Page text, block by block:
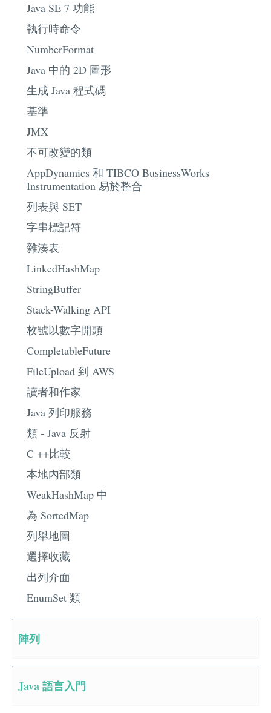
Java SE 7 功能
執行時命令
NumberFormat
Java 中的 2D 圖形
生成 Java 程式碼
基準
JMX
不可改變的類
AppDynamics 和 TIBCO BusinessWorks
Instrumentation 易於整合
列表與 SET
字串標記符
雜湊表
LinkedHashMap
StringBuffer
Stack-Walking API
枚號以數字開頭
CompletableFuture
FileUpload 到 AWS
讀者和作家
Java 列印服務
類 - Java 反射
C ++比較
本地內部類
WeakHashMap 中
為 SortedMap
列舉地圖
選擇收藏
出列介面
EnumSet 類
陣列
Java 語言入門